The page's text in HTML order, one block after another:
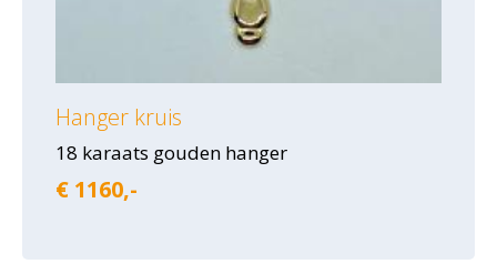
Hanger kruis
18 karaats gouden hanger
€ 1160,-